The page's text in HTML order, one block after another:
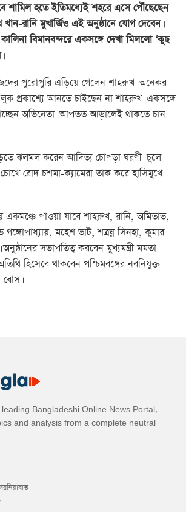
শামিল হতে ইতিমধ্যেই শহরে এসে পৌঁছেছেন
রানি মুখার্জিও এই অনুষ্ঠানে যোগ দেবেন।
বিমানবন্দরে একসঙ্গে দেখা মিললো ‘কুছ
পুরোপুরি এড়িয়ে গেলেন শাহরুখ। অনেকর
প্রকাশ্যে আনতে চাইছেন না শাহরুখ। একসঙ্গে
অভিনেতা। আপতত আড়ালেই থাকতে চান
ঝলমল করেন আদিত্য চোপড়া ঘরণী। চুলে
রোদ চশমা-ক্যামেরা তাক করে হাসিমুখে
একমঞ্চে পাওয়া যাবে শাহরুখ, রানি, অমিতাভ,
মহেশ ভাট, শত্রঘ্ন সিনহা, কুমার
সভাপতিত্ব করবেন মুখ্যমন্ত্রী মমতা
হিসেবে থাকবেন পশ্চিমবঙ্গের নবনিযুক্ত
Bangladeshi Online News Portal,
and analysis from a complete neutral